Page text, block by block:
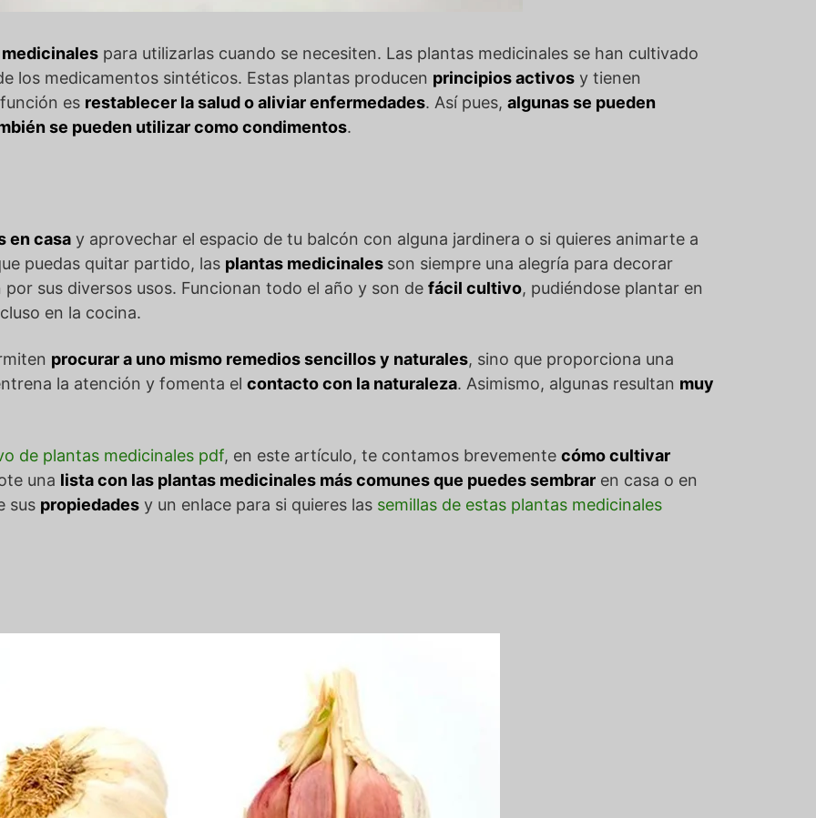
para utilizarlas cuando se necesiten. Las plantas medicinales se han cultivado
los medicamentos sintéticos. Estas plantas producen principios activos y tienen
es restablecer la salud o aliviar enfermedades. Así pues, algunas se pueden
se pueden utilizar como condimentos.
en casa y aprovechar el espacio de tu balcón con alguna jardinera o si quieres animarte a
puedas quitar partido, las plantas medicinales son siempre una alegría para decorar
sus diversos usos. Funcionan todo el año y son de fácil cultivo, pudiéndose plantar en
en la cocina.
procurar a uno mismo remedios sencillos y naturales, sino que proporciona una
la atención y fomenta el contacto con la naturaleza. Asimismo, algunas resultan muy
de plantas medicinales pdf, en este artículo, te contamos brevemente cómo cultivar
una lista con las plantas medicinales más comunes que puedes sembrar en casa o en
sus propiedades y un enlace para si quieres las semillas de estas plantas medicinales